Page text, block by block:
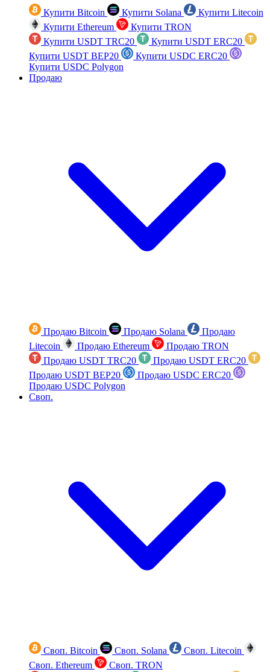
Купити Bitcoin Купити Solana
Купити Litecoin
Купити Ethereum
Купити TRON
Купити USDT TRC20
Купити USDT ERC20
Купити USDT BEP20
Купити USDC ERC20
Купити USDC Polygon
Продаю
Продаю Bitcoin Продаю Solana
Продаю
Litecoin
Продаю Ethereum
Продаю TRON
Продаю USDT TRC20
Продаю USDT ERC20
Продаю USDT BEP20
Продаю USDC ERC20
Продаю USDC Polygon
Своп.
Своп. Bitcoin Своп. Solana
Своп. Litecoin
Своп. Ethereum
Своп. TRON